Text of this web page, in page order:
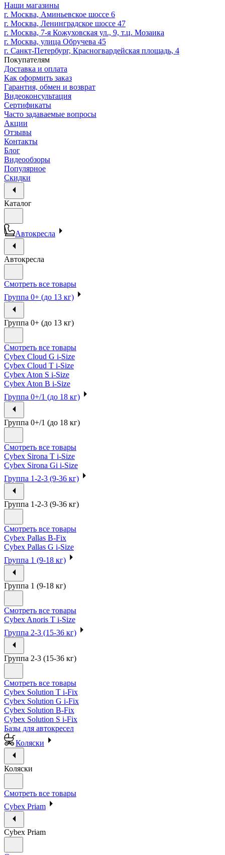
Наши магазины
г. Москва, Аминьевское шоссе 6
г. Москва, Ленинградское шоссе 47
г. Москва, 7-я Кожуховская ул., 9, т.ц. Мозаика
г. Москва, улица Обручева 45
г. Санкт-Петербург, Красногвардейская площадь, 4
Покупателям
Доставка и оплата
Как оформить заказ
Гарантия, обмен и возврат
Видеоконсультация
Сертификаты
Часто задаваемые вопросы
Акции
Отзывы
Контакты
Блог
Видеообзоры
Популярное
Скидки
Каталог
Автокресла
Автокресла
Смотреть все товары
Группа 0+ (до 13 кг)
Группа 0+ (до 13 кг)
Смотреть все товары
Cybex Cloud G i-Size
Cybex Cloud T i-Size
Cybex Aton S i-Size
Cybex Aton B i-Size
Группа 0+/1 (до 18 кг)
Группа 0+/1 (до 18 кг)
Смотреть все товары
Cybex Sirona T i-Size
Cybex Sirona Gi i-Size
Группа 1-2-3 (9-36 кг)
Группа 1-2-3 (9-36 кг)
Смотреть все товары
Cybex Pallas B-Fix
Cybex Pallas G i-Size
Группа 1 (9-18 кг)
Группа 1 (9-18 кг)
Смотреть все товары
Cybex Anoris T i-Size
Группа 2-3 (15-36 кг)
Группа 2-3 (15-36 кг)
Смотреть все товары
Cybex Solution T i-Fix
Cybex Solution G i-Fix
Cybex Solution B-Fix
Cybex Solution S i-Fix
Базы для автокресел
Коляски
Коляски
Смотреть все товары
Cybex Priam
Cybex Priam